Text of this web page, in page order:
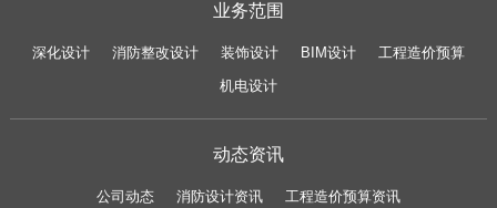
业务范围
深化设计 消防整改设计 装饰设计 BIM设计
工程造价预算
机电设计
动态资讯
公司动态 消防设计资讯 工程造价预算资讯